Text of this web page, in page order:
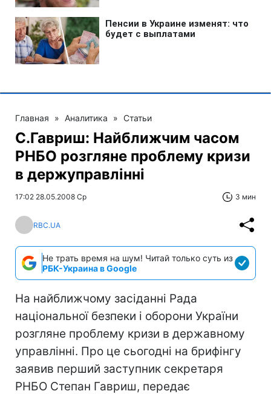
Главная » Аналитика » Статьи
С.Гавриш: Найближчим часом
РНБО розгляне проблему кризи
в держуправлінні
17:02 28.05.2008 Ср 3 мин
RBC.UA
Не трать время на шум! Читай только суть из
РБК-Украина в Google
На найближчому засіданні Рада
національної безпеки і оборони України
розгляне проблему кризи в державному
управлінні. Про це сьогодні на брифінгу
заявив перший заступник секретаря
РНБО Степан Гавриш, передає